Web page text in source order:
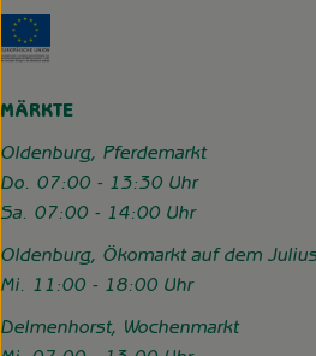
MÄRKTE
Oldenburg, Pferdemarkt
Do. 07:00 - 13:30 Uhr
Sa. 07:00 - 14:00 Uhr
Oldenburg, Ökomarkt auf dem
Mi. 11:00 - 18:00 Uhr
Delmenhorst, Wochenmarkt